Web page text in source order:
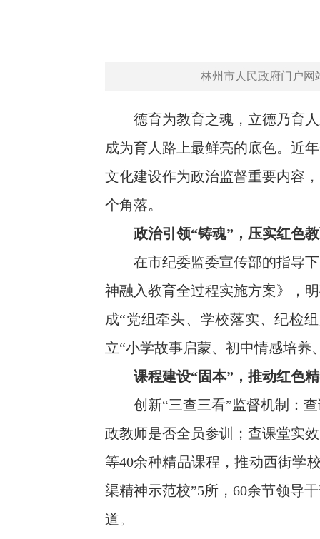
林州市人民政府门户网
德育为教育之魂，立德乃育人
成为育人路上最鲜亮的底色。近
文化建设作为政治监督重要内容
个角落。
政治引领“铸魂”，压实红色
在市纪委监委宣传部的指导下
神融入教育全过程实施方案》，
成“党组牵头、学校落实、纪检
立“小学故事启蒙、初中情感培养
课程建设“固本”，推动红色
创新“三查三看”监督机制：查
政教师是否全员参训；查课堂实
等40余种精品课程，推动西街学
渠精神示范校”5所，60余节领导
道。